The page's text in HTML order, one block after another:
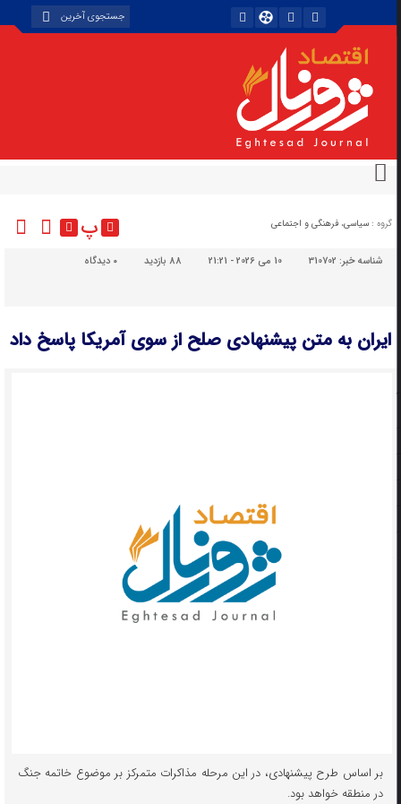
گروه : سیاسی، فرهنگی و اجتماعی پ
شناسه خبر:310702 10 می 2026 - 21:21 88 بازدید دیدگاه
ایران به متن پیشنهادی صلح از سوی آمریکا پاسخ داد
بر اساس طرح پیشنهادی، در این مرحله مذاکرات متمرکز بر موضوع خاتمه جنگ
در منطقه خواهد بود.